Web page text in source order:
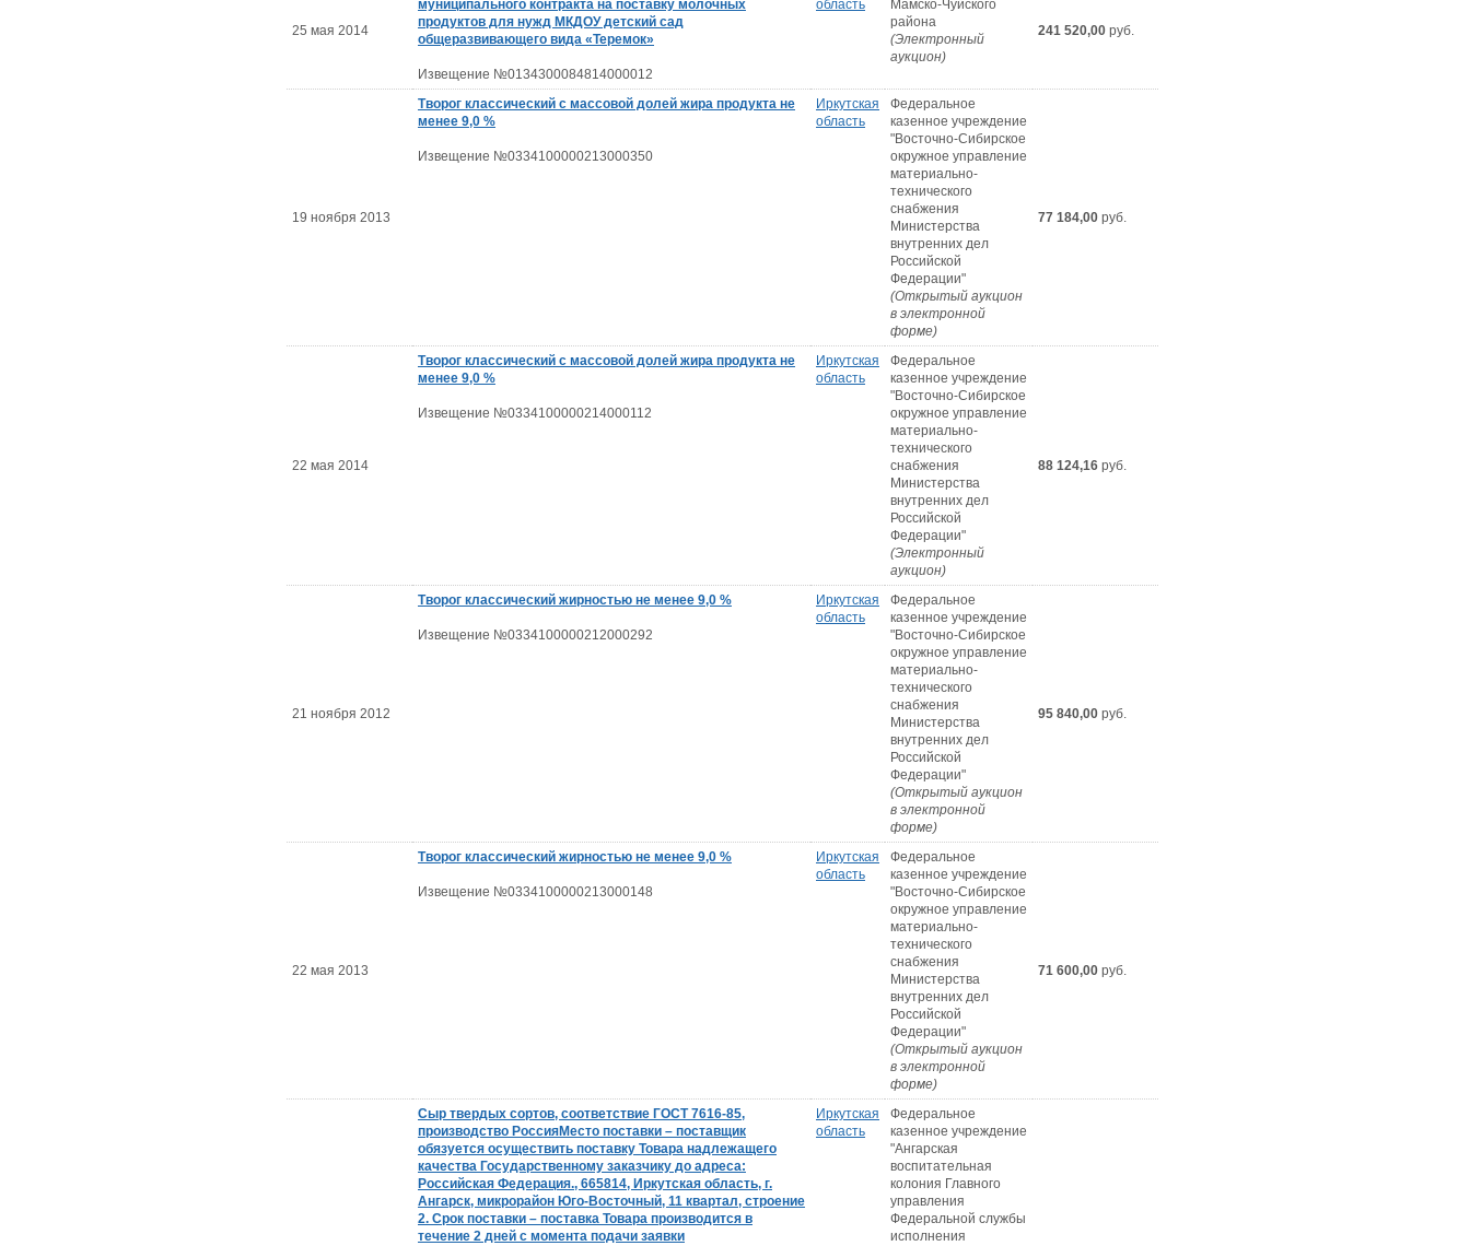
25 мая 2014
муниципального контракта на поставку молочных
продуктов для нужд МКДОУ детский сад
общеразвивающего вида «Теремок»
Извещение №0134300084814000012
область
Мамско-Чуйского
района
(Электронный
аукцион)
241 520,00 руб.
19 ноября 2013
Творог классический с массовой долей жира продукта не
менее 9,0 %
Извещение №0334100000213000350
Иркутская
область
Федеральное
казенное учреждение
"Восточно-Сибирское
окружное управление
материально-
технического
снабжения
Министерства
внутренних дел
Российской
Федерации"
(Открытый аукцион
в электронной
форме)
77 184,00 руб.
22 мая 2014
Творог классический с массовой долей жира продукта не
менее 9,0 %
Извещение №0334100000214000112
Иркутская
область
Федеральное
казенное учреждение
"Восточно-Сибирское
окружное управление
материально-
технического
снабжения
Министерства
внутренних дел
Российской
Федерации"
(Электронный
аукцион)
88 124,16 руб.
21 ноября 2012
Творог классический жирностью не менее 9,0 %
Извещение №0334100000212000292
Иркутская
область
Федеральное
казенное учреждение
"Восточно-Сибирское
окружное управление
материально-
технического
снабжения
Министерства
внутренних дел
Российской
Федерации"
(Открытый аукцион
в электронной
форме)
95 840,00 руб.
22 мая 2013
Творог классический жирностью не менее 9,0 %
Извещение №0334100000213000148
Иркутская
область
Федеральное
казенное учреждение
"Восточно-Сибирское
окружное управление
материально-
технического
снабжения
Министерства
внутренних дел
Российской
Федерации"
(Открытый аукцион
в электронной
форме)
71 600,00 руб.
Сыр твердых сортов, соответствие ГОСТ 7616-85,
производство РоссияМесто поставки – поставщик
обязуется осуществить поставку Товара надлежащего
качества Государственному заказчику до адреса:
Российская Федерация., 665814, Иркутская область, г.
Ангарск, микрорайон Юго-Восточный, 11 квартал, строение
2. Срок поставки – поставка Товара производится в
течение 2 дней с момента подачи заявки
Иркутская
область
Федеральное
казенное учреждение
"Ангарская
воспитательная
колония Главного
управления
Федеральной службы
исполнения